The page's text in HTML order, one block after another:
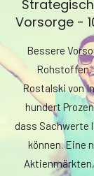
Vorsorge -
Bessere
Rohstoffen.
Rostalski von
hundert
dass Sachwerte
können. Eine